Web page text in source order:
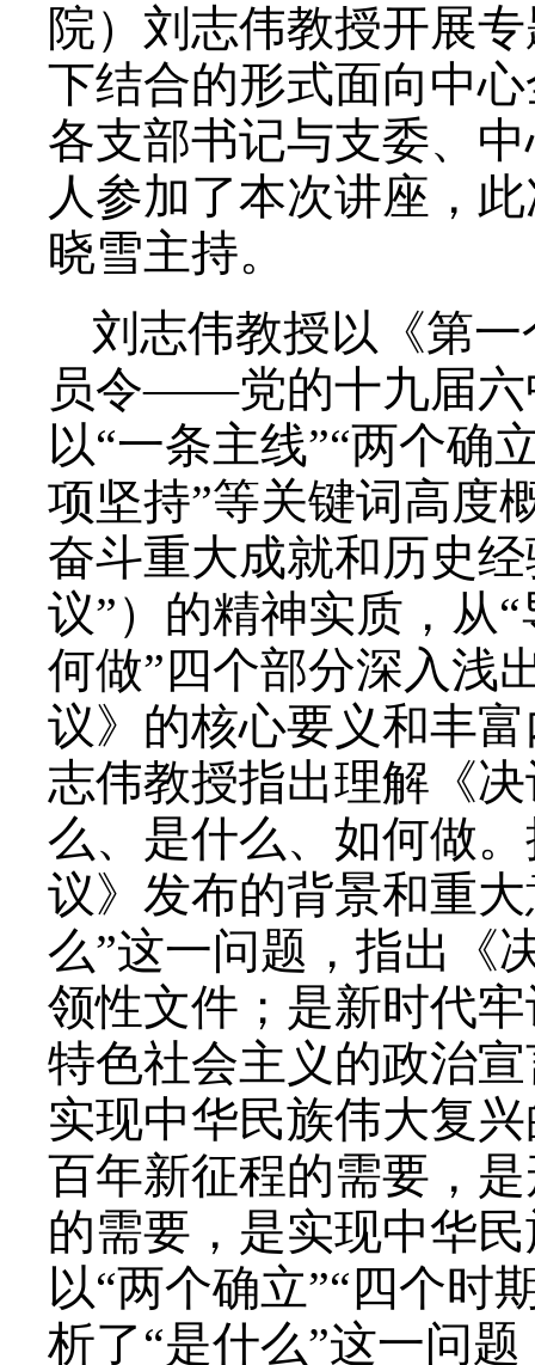
院）刘志伟教授开展
下结合的形式面向中
各支部书记与支委、
人参加了本次讲座，
晓雪主持。
刘志伟教授以《第
员令——党的十九届六
以“一条主线”“两个确
项坚持”等关键词高度
奋斗重大成就和历史
议”）的精神实质，从
何做”四个部分深入浅
议》的核心要义和丰
志伟教授指出理解《
么、是什么、如何做
议》发布的背景和重
么”这一问题，指出《
领性文件；是新时代
特色社会主义的政治
实现中华民族伟大复
百年新征程的需要，
的需要，是实现中华
以“两个确立”“四个时
析了“是什么”这一问